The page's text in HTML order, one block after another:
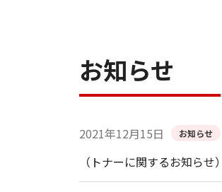
お知らせ
2021年12月15日 お知らせ
（トナーに関するお知ら